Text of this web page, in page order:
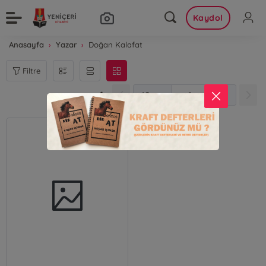
Kaydol
Anasayfa Yazar Doğan Kalafat
Filtre
1